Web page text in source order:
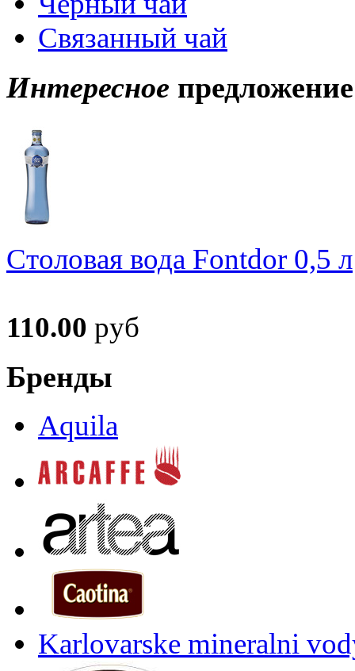
Связанный чай
Интересное предложение
Столовая вода Fontdor 0,5 л
110.00 руб
Бренды
Aquila
Karlovarske mineralni